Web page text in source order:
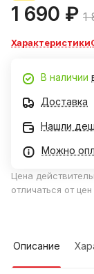
1 690 ₽ 1
Характеристики
В наличии
Доставка
Нашли
Можно
Цена
отличаться от
Описание